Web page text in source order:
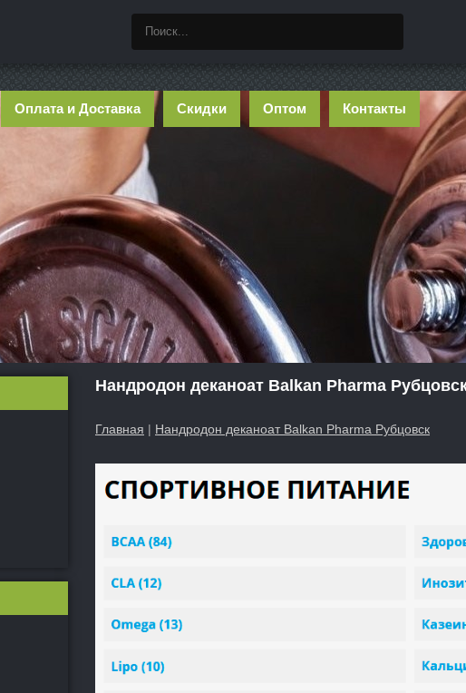
Оплата и Доставка Скидки Оптом Контакты
Нандродон деканоат Balkan Pharma
Главная | Нандродон деканоат Balkan Pharma Рубцовск